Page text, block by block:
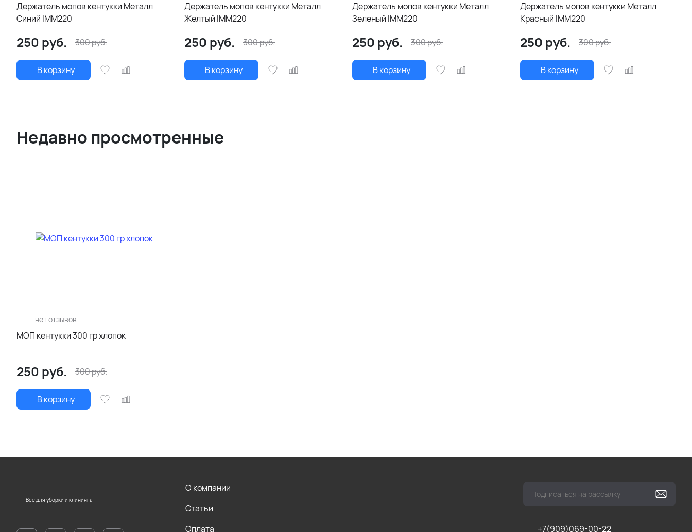
Держатель мопов кентукки Металл
Синий IMM220
250 руб. 300руб.
В корзину
Держатель мопов кентукки Металл
Желтый IMM220
250 руб. 300руб.
В корзину
Держатель мопов кентукки Металл
Зеленый IMM220
250 руб. 300руб.
В корзину
Держатель мопов кентукки Металл
Красный IMM220
250 руб. 300руб.
В корзину
Недавно просмотренные
нет отзывов
МОП кентукки 300 гр хлопок
250 руб. 300руб.
В корзину
Все для уборки и клининга
+7(909)069-00-22
О компании
Статьи
Оплата